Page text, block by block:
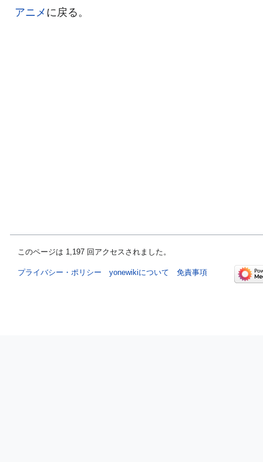
アニメに戻る。
このページは 1,197 回アクセスされました。
プライバシー・ポリシー yonewikiについて 免責事項